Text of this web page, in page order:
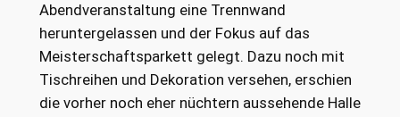
Abendveranstaltung eine Trennwand
heruntergelassen und der Fokus auf das
Meisterschaftsparkett gelegt. Dazu noch mit
Tischreihen und Dekoration versehen, erschien
die vorher noch eher nüchtern aussehende Halle